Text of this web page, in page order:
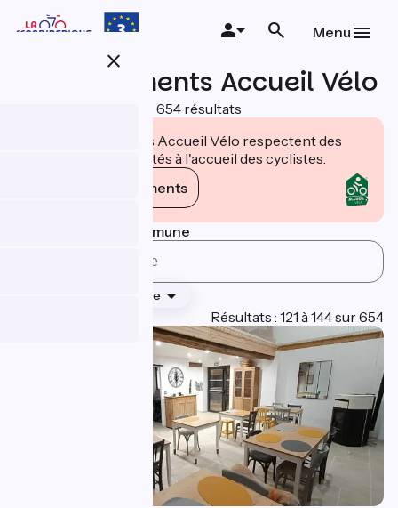
close
Menu
Hébergements Accueil Vélo
654 résultats
Les établissements Accueil Vélo respectent des
engagements adaptés à l'accueil des cyclistes.
Voir les engagements
Rechercher par commune
Type
Résultats : 121 à 144 sur 654